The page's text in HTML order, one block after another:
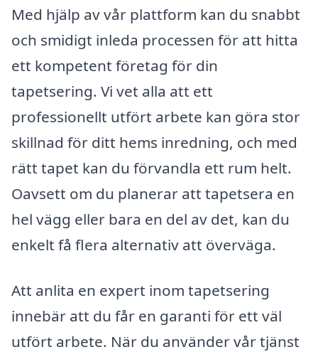
Med hjälp av vår plattform kan du snabbt
och smidigt inleda processen för att hitta
ett kompetent företag för din
tapetsering. Vi vet alla att ett
professionellt utfört arbete kan göra stor
skillnad för ditt hems inredning, och med
rätt tapet kan du förvandla ett rum helt.
Oavsett om du planerar att tapetsera en
hel vägg eller bara en del av det, kan du
enkelt få flera alternativ att överväga.
Att anlita en expert inom tapetsering
innebär att du får en garanti för ett väl
utfört arbete. När du använder vår tjänst